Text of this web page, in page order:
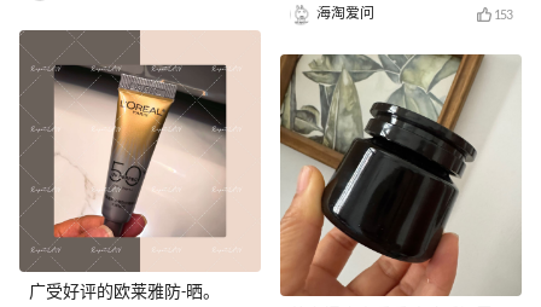
广受好评的欧莱雅防-晒。
海淘爱问 153